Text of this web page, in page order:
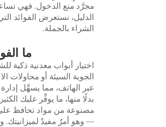
مجرَّد منع الدخول. فهي
الدليل، نستعرض الفوائد
الشراء بالجملة.
ما
اختيار أبواب معدنية ذكية
الجوية السيئة أو محاولات
عبر الهاتف، مما يسهِّل
بدلًا منها، ما يوفِّر عليك
مصنوعة من مواد تحافظ على
— وهو أمرٌ مفيدٌ لميزانيتك.